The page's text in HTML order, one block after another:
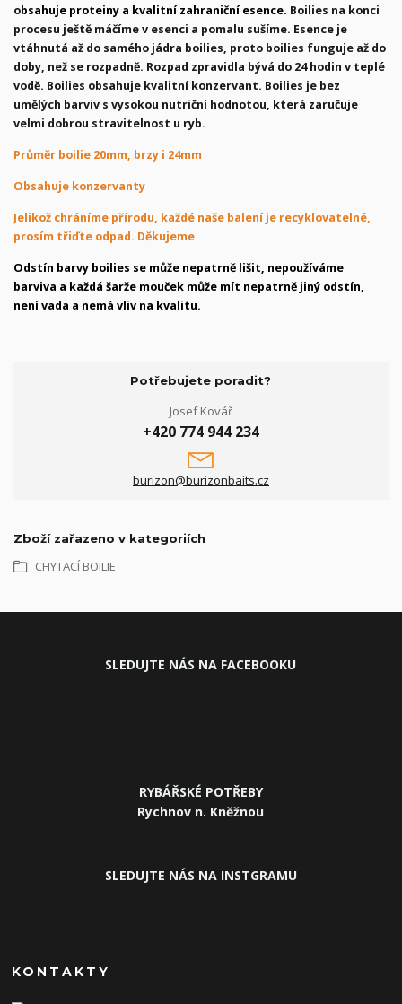
obsahuje proteiny a kvalitní zahraniční esence. Boilies na konci
procesu ještě máčíme v esenci a pomalu sušíme. Esence je
vtáhnutá až do samého jádra boilies, proto boilies funguje až do
doby, než se rozpadně. Rozpad zpravidla bývá do 24 hodin v teplé
vodě. Boilies obsahuje kvalitní konzervant. Boilies je bez
umělých barviv s vysokou nutriční hodnotou, která zaručuje
velmi dobrou stravitelnost u ryb.
Průměr boilie 20mm, brzy i 24mm
Obsahuje konzervanty
Jelikož chráníme přírodu, každé naše balení je recyklovatelné,
prosím třiďte odpad. Děkujeme
Odstín barvy boilies se může nepatrně lišit, nepoužíváme
barviva a každá šarže mouček může mít nepatrně jiný odstín,
není vada a nemá vliv na kvalitu.
Potřebujete poradit?
Josef Kovář
+420 774 944 234
burizon@burizonbaits.cz
Zboží zařazeno v kategoriích
CHYTACÍ BOILIE
SLEDUJTE NÁS NA FACEBOOKU
RYBÁŘSKÉ POTŘEBY
Rychnov n. Kněžnou
SLEDUJTE NÁS NA INSTGRAMU
KONTAKTY